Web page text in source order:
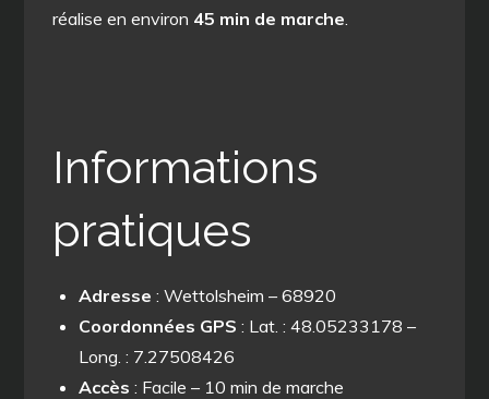
réalise en environ 45 min de marche.
Informations
pratiques
Adresse: Wettolsheim – 68920
Coordonnées GPS : Lat. : 48.05233178 –
Long. : 7.27508426
Accès: Facile – 10 min de marche